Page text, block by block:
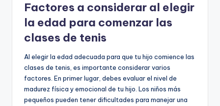
Factores a considerar al elegir
la edad para comenzar las
clases de tenis
Al elegir la edad adecuada para que tu hijo comience las
clases de tenis, es importante considerar varios
factores. En primer lugar, debes evaluar el nivel de
madurez física y emocional de tu hijo. Los niños más
pequeños pueden tener dificultades para manejar una